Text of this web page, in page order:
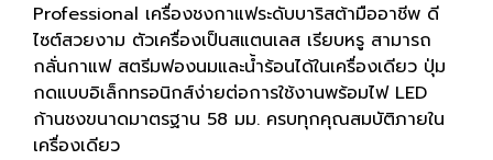
Professional เครื่องชงกาแฟระดับบาริสต้ามืออาชีพ ดี
ไซต์สวยงาม ตัวเครื่องเป็นสแตนเลส เรียบหรู สามารถ
กลั่นกาแฟ สตรีมฟองนมและน้ำร้อนได้ในเครื่องเดียว ปุ่ม
กดแบบอิเล็กทรอนิกส์ง่ายต่อการใช้งานพร้อมไฟ LED
ก้านชงขนาดมาตรฐาน 58 มม. ครบทุกคุณสมบัติภายใน
เครื่องเดียว